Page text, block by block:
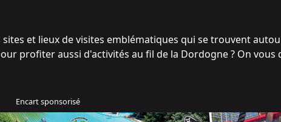
et lieux de visites emblématiques qui se trouvent
profiter aussi d'activités au fil de la Dordogne ? On vous